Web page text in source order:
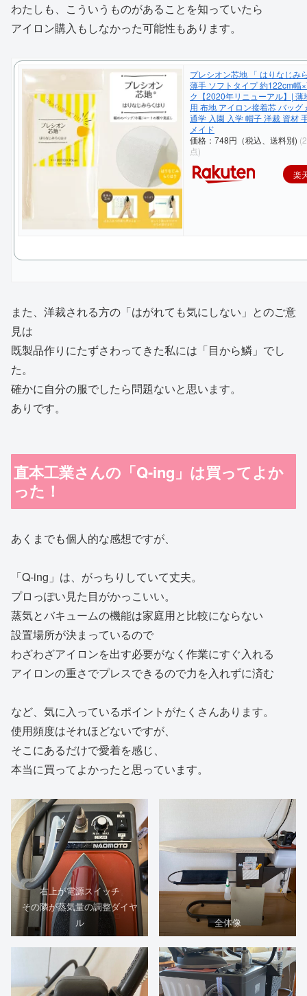
わたしも、こういうものがあることを知っていたら
アイロン購入もしなかった可能性もあります。
プレシオン芯地 「 はりなじみ
薄手 ソフトタイプ 約122cm幅
ク【2020年リニューアル】| 薄
用 布地 アイロン接着芯 バッグ
通学 入園 入学 帽子 洋裁 資材
メイド
価格：748円（税込、送料別)
点)
楽
また、洋裁される方の「はがれても気にしない」とのご意
見は
既製品作りにたずさわってきた私には「目から鱗」でし
た。
確かに自分の服でしたら問題ないと思います。
ありです。
直本工業さんの「Q-ing」は買ってよか
った！
あくまでも個人的な感想ですが、
「Q-ing」は、がっちりしていて丈夫。
プロっぽい見た目がかっこいい。
蒸気とバキュームの機能は家庭用と比較にならない
設置場所が決まっているので
わざわざアイロンを出す必要がなく作業にすぐ入れる
アイロンの重さでプレスできるので力を入れずに済む
など、気に入っているポイントがたくさんあります。
使用頻度はそれほどないですが、
そこにあるだけで愛着を感じ、
本当に買ってよかったと思っています。
右上が電源スイッチ
その隣が蒸気量の調整ダイヤ
ル
全体像